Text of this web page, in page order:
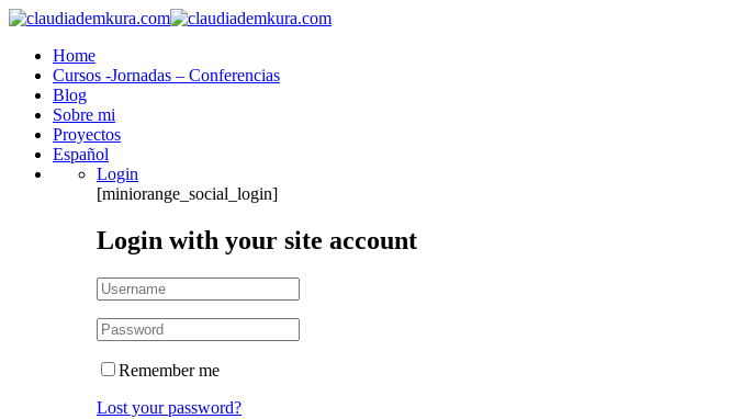
Home
Cursos -Jornadas – Conferencias
Blog
Sobre mi
Proyectos
Español
Login
[miniorange_social_login]
Login with your site account
Remember me
Lost your password?